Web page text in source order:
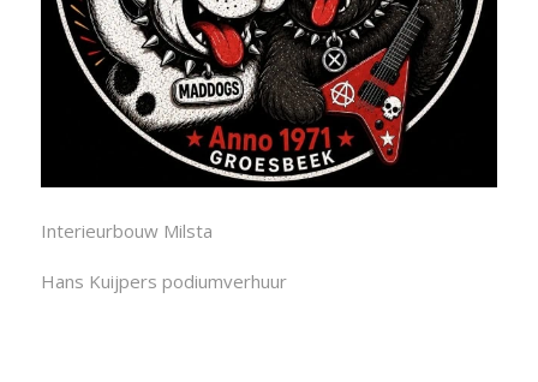
Interieurbouw Milsta
Hans Kuijpers podiumverhuur